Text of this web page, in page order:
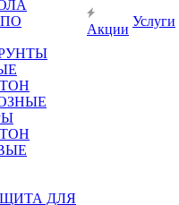
ДЛЯ
Акции
Услуги